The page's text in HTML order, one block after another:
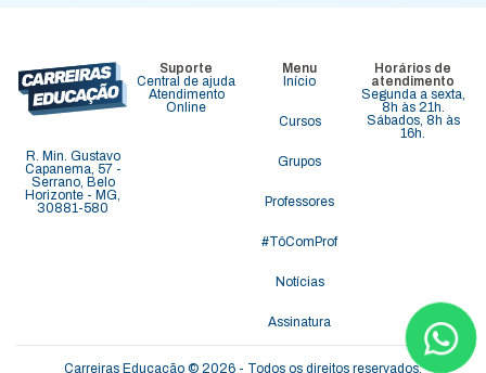
R. Min. Gustavo
Capanema, 57 -
Serrano, Belo
Horizonte - MG,
30881-580
Suporte
Central de ajuda
Atendimento
Online
Menu
Início
Cursos
Grupos
Professores
#TôComProf
Notícias
Assinatura
Horários de
atendimento
Segunda a sexta,
8h às 21h.
Sábados, 8h às
16h.
Carreiras Educação © 2026 - Todos os direitos reservados.